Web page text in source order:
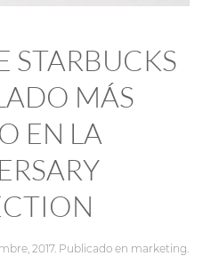
STARBUCKS
MÁS
EN LA
2017. Publicado en marketing